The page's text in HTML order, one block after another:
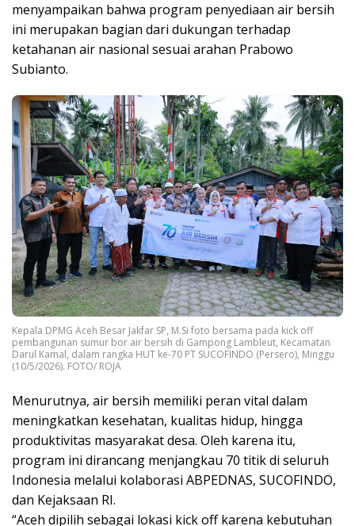
menyampaikan bahwa program penyediaan air bersih
ini merupakan bagian dari dukungan terhadap
ketahanan air nasional sesuai arahan Prabowo
Subianto.
Kepala DPMG Aceh Besar Jakfar SP, M.Si foto bersama pada kick off
pembangunan sumur bor air bersih di Gampong Lambleut, Kecamatan
Darul Kamal, dalam rangka HUT ke-70 PT SUCOFINDO (Persero), Minggu
(10/5/2026). FOTO/ ROJA
Menurutnya, air bersih memiliki peran vital dalam
meningkatkan kesehatan, kualitas hidup, hingga
produktivitas masyarakat desa. Oleh karena itu,
program ini dirancang menjangkau 70 titik di seluruh
Indonesia melalui kolaborasi ABPEDNAS, SUCOFINDO,
dan Kejaksaan RI.
“Aceh dipilih sebagai lokasi kick off karena kebutuhan